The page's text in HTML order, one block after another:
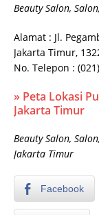
Beauty Salon,
Alamat : Jl.
Jakarta Timur,
No. Telepon :
» Peta Lokasi
Jakarta Timur
Beauty Salon,
Jakarta Timur
Facebook